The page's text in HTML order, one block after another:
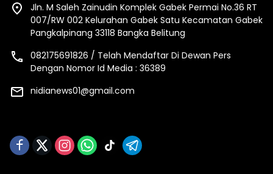
Jln. M Saleh Zainudin Komplek Gabek Permai No.36 RT
007/RW 002 Kelurahan Gabek Satu Kecamatan Gabek
Pangkalpinang 33118 Bangka Belitung
082175691826 / Telah Mendaftar Di Dewan Pers
Dengan Nomor Id Media : 36389
nidianews01@gmail.com